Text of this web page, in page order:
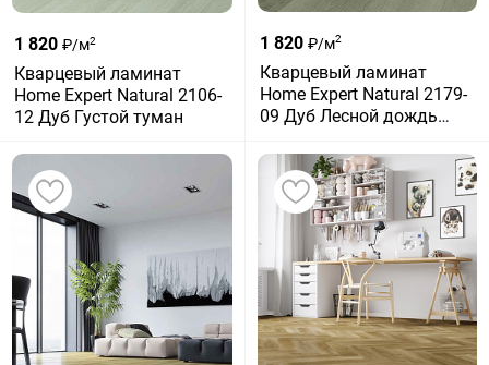
1 820 ₽/м2
Кварцевый ламинат
Home Expert Natural 2106-
12 Дуб Густой туман
1 820 ₽/м2
Кварцевый ламинат
Home Expert Natural 2179-
09 Дуб Лесной дождь